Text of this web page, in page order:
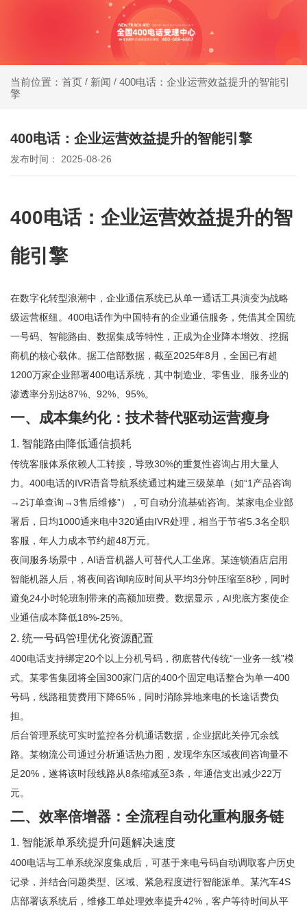
400电话受理中心
办400电话就选小轨®400，大品牌，号码
格，
服务
当前位置：首页 / 新闻 / 400电话：企业运营效益提升的智能引
擎
400电话：企业运营效益提升的智能引擎
发布时间： 2025-08-26
400电话：企业运营效益提升的智
能引擎
在数字化转型浪潮中，企业通信系统已从单一通话工具演变为战略
级运营枢纽。400电话作为中国特有的企业通信服务，凭借其全国统
一号码、智能路由、数据集成等特性，正成为企业降本增效、挖掘
商机的核心载体。据工信部数据，截至2025年8月，全国已有超
1200万家企业部署400电话系统，其中制造业、零售业、服务业的
渗透率分别达87%、92%、95%。
一、成本集约化：技术替代驱动运营瘦身
1. 智能路由降低通信损耗
传统客服体系依赖人工转接，导致30%的重复性咨询占用大量人
力。400电话的IVR语音导航系统通过构建三级菜单（如“1产品咨询
→2订单查询→3售后维修”），可自动分流基础咨询。某家电企业部
署后，日均1000通来电中320通由IVR处理，相当于节省5.3名全职
客服，年人力成本节约超48万元。
夜间服务场景中，AI语音机器人可替代人工坐席。某连锁酒店启用
智能机器人后，将夜间咨询响应时间从平均3分钟压缩至8秒，同时
避免24小时轮班制带来的高额加班费。数据显示，AI兜底方案使企
业通信成本降低18%-25%。
2. 统一号码管理优化资源配置
400电话支持绑定20个以上分机号码，彻底替代传统“一业务一线”模
式。某零售集团将全国300家门店的400个固定电话整合为单一400
号码，线路租赁费用下降65%，同时消除异地来电的长途话费负
担。
后台管理系统可实时监控各分机通话数据，企业据此关停冗余线
路。某物流公司通过分析通话热力图，发现华东区域夜间咨询量不
足20%，遂将该时段线路从8条缩减至3条，年通信支出减少22万
元。
二、效率倍增器：全流程自动化重构服务链
1. 智能派单系统提升问题解决速度
400电话与工单系统深度集成后，可基于来电号码自动调取客户历史
记录，并结合问题类型、区域、紧急程度进行智能派单。某汽车4S
店部署该系统后，维修工单处理效率提升42%，客户等待时间从平